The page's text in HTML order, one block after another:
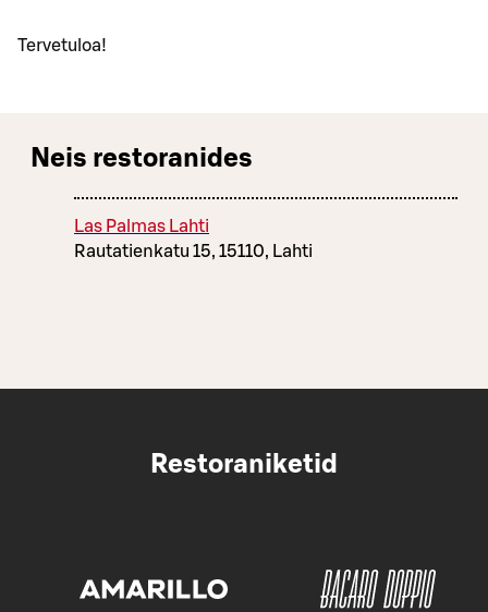
Tervetuloa!
Neis restoranides
Las Palmas Lahti
Rautatienkatu 15, 15110, Lahti
Restoraniketid